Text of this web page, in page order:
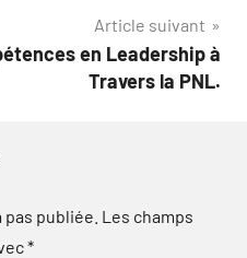
Article suivant
en Leadership à
Travers la PNL.
publiée. Les champs
*